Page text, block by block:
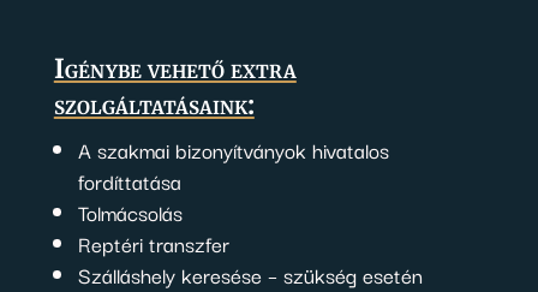
Igénybe vehető extra
szolgáltatásaink:
A szakmai bizonyítványok hivatalos
fordíttatása
Tolmácsolás
Reptéri transzfer
Szálláshely keresése – szükség esetén